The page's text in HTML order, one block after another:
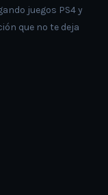
juegos PS4 y
que no te deja